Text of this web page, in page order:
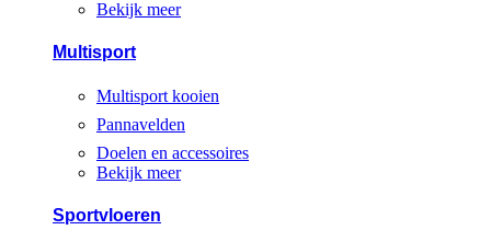
Bekijk meer
Multisport
Multisport kooien
Pannavelden
Doelen en accessoires
Bekijk meer
Sportvloeren